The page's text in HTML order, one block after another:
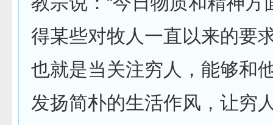
得某些对牧人一直以来的要
也就是当关注穷人，能够和
发扬简朴的生活作风，让穷